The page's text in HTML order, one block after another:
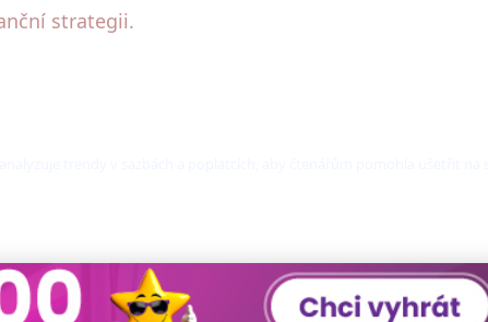
strategii.